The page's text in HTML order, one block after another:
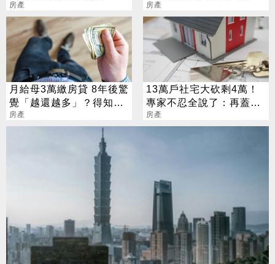
房價挫咧等
房產
1.4億元求售
房產
月給母3萬繳房貸 8年後驚
覺「越還越多」？得知真
相嘆：一場惡夢
房產
13萬戶社宅大砍剩4萬！
專家不忍全說了：再蓋下
去房市會崩
房產